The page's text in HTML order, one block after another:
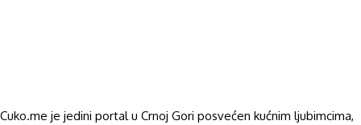
Cuko.me je jedini portal u Crnoj Gori posvećen kućnim ljubimcima,